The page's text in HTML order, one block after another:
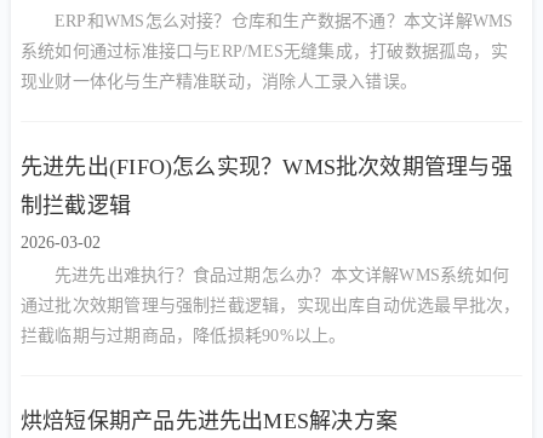
ERP和WMS怎么对接？仓库和生产数据不通？本文详解WMS
系统如何通过标准接口与ERP/MES无缝集成，打破数据孤岛，实
现业财一体化与生产精准联动，消除人工录入错误。
先进先出(FIFO)怎么实现？WMS批次效期管理与强
制拦截逻辑
2026-03-02
先进先出难执行？食品过期怎么办？本文详解WMS系统如何
通过批次效期管理与强制拦截逻辑，实现出库自动优选最早批次，
拦截临期与过期商品，降低损耗90%以上。
烘焙短保期产品先进先出MES解决方案